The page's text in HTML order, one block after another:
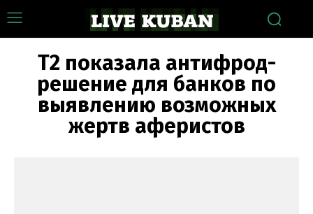
Т2 показала антифрод-
решение для банков по
выявлению возможных
жертв аферистов